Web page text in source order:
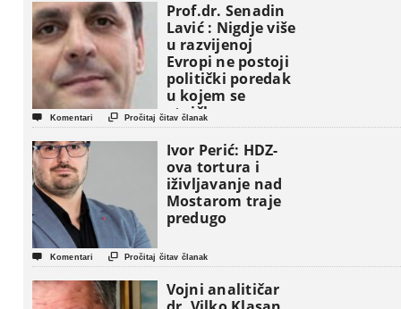
Prof.dr. Senadin
Lavić : Nigdje više
u razvijenoj
Evropi ne postoji
politički poredak
u kojem se
etničke grupe
pojavljuju kao
osnovne
političke jedinice
 Komentari  Pročitaj čitav članak
Ivor Perić: HDZ-
ova tortura i
iživljavanje nad
Mostarom traje
predugo
 Komentari  Pročitaj čitav članak
Vojni analitičar